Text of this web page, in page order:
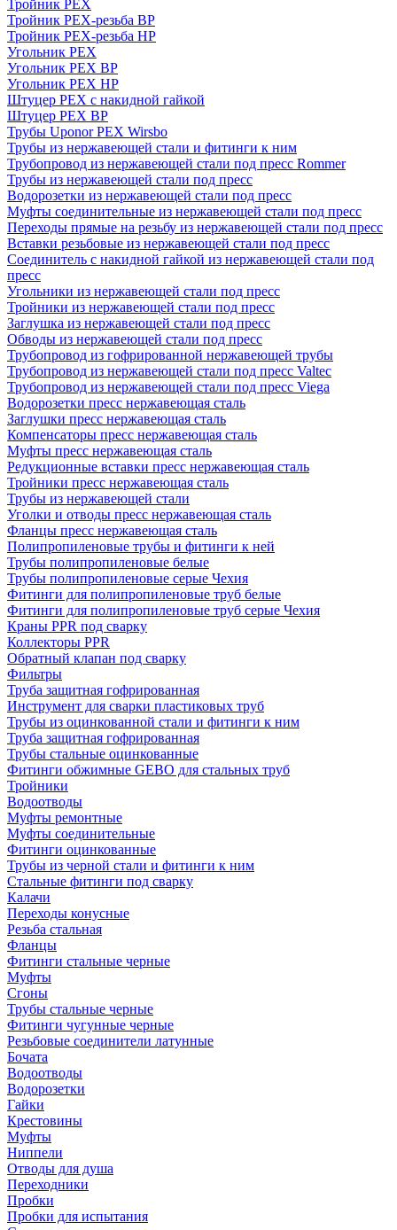
Тройник PEX
Тройник PEX-резьба ВР
Тройник PEX-резьба НР
Угольник PEX
Угольник PEX ВР
Угольник PEX НР
Штуцер PEX c накидной гайкой
Штуцер PEX ВР
Трубы Uponor PEX Wirsbo
Трубы из нержавеющей стали и фитинги к ним
Трубопровод из нержавеющей стали под пресс Rommer
Трубы из нержавеющей стали под пресс
Водорозетки из нержавеющей стали под пресс
Муфты соединительные из нержавеющей стали под пресс
Переходы прямые на резьбу из нержавеющей стали под пресс
Вставки резьбовые из нержавеющей стали под пресс
Соединитель с накидной гайкой из нержавеющей стали под
пресс
Угольники из нержавеющей стали под пресс
Тройники из нержавеющей стали под пресс
Заглушка из нержавеющей стали под пресс
Обводы из нержавеющей стали под пресс
Трубопровод из гофрированной нержавеющей трубы
Трубопровод из нержавеющей стали под пресс Valtec
Трубопровод из нержавеющей стали под пресс Viega
Водорозетки пресс нержавеющая сталь
Заглушки пресс нержавеющая сталь
Компенсаторы пресс нержавеющая сталь
Муфты пресс нержавеющая сталь
Редукционные вставки пресс нержавеющая сталь
Тройники пресс нержавеющая сталь
Трубы из нержавеющей стали
Уголки и отводы пресс нержавеющая сталь
Фланцы пресс нержавеющая сталь
Полипропиленовые трубы и фитинги к ней
Трубы полипропиленовые белые
Трубы полипропиленовые серые Чехия
Фитинги для полипропиленовые труб белые
Фитинги для полипропиленовые труб серые Чехия
Краны PPR под сварку
Коллекторы PPR
Обратный клапан под сварку
Фильтры
Труба защитная гофрированная
Инструмент для сварки пластиковых труб
Трубы из оцинкованной стали и фитинги к ним
Труба защитная гофрированная
Трубы стальные оцинкованные
Фитинги обжимные GEBO для стальных труб
Тройники
Водоотводы
Муфты ремонтные
Муфты соединительные
Фитинги оцинкованные
Трубы из черной стали и фитинги к ним
Стальные фитинги под сварку
Калачи
Переходы конусные
Резьба стальная
Фланцы
Фитинги стальные черные
Муфты
Сгоны
Трубы стальные черные
Фитинги чугунные черные
Резьбовые соединители латунные
Бочата
Водоотводы
Водорозетки
Гайки
Крестовины
Муфты
Ниппели
Отводы для душа
Переходники
Пробки
Пробки для испытания